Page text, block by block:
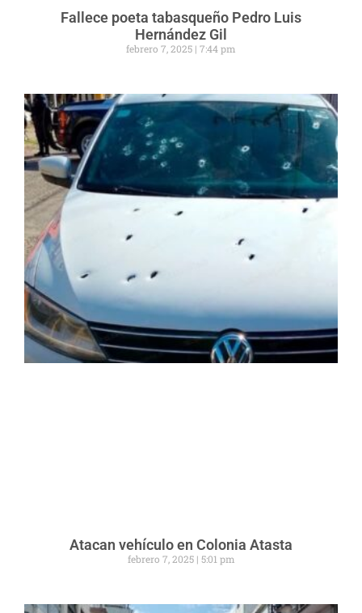
Fallece poeta tabasqueño Pedro Luis
Hernández Gil
febrero 7, 2025 7:44 pm
Atacan vehículo en Colonia Atasta
febrero 7, 2025 5:01 pm